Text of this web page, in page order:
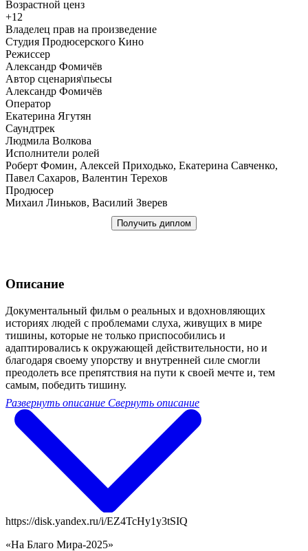
Возрастной ценз
+12
Владелец прав на произведение
Студия Продюсерского Кино
Режиссер
Александр Фомичёв
Автор сценария\пьесы
Александр Фомичёв
Оператор
Екатерина Ягутян
Саундтрек
Людмила Волкова
Исполнители ролей
Роберт Фомин, Алексей Приходько, Екатерина Савченко,
Павел Сахаров, Валентин Терехов
Продюсер
Михаил Линьков, Василий Зверев
Получить диплом
Описание
Документальный фильм о реальных и вдохновляющих
историях людей с проблемами слуха, живущих в мире
тишины, которые не только приспособились и
адаптировались к окружающей действительности, но и
благодаря своему упорству и внутренней силе смогли
преодолеть все препятствия на пути к своей мечте и, тем
самым, победить тишину.
Развернуть описание Свернуть описание
https://disk.yandex.ru/i/EZ4TcHy1y3tSIQ
«На Благо Мира-2025»